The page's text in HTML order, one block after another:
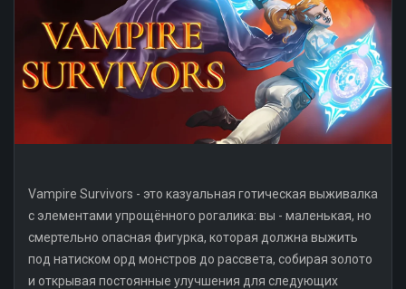
Vampire Survivors - это казуальная готическая выживалка
с элементами упрощённого рогалика: вы - маленькая, но
смертельно опасная фигурка, которая должна выжить
под натиском орд монстров до рассвета, собирая золото
и открывая постоянные улучшения для следующих